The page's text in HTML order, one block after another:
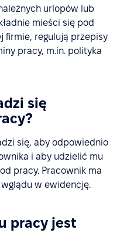
urlopów lub
mieści się pod
firmie, regulują przepisy
pracy, m.in. polityka
się
się, aby odpowiednio
i aby udzielić mu
pracy. Pracownik ma
w ewidencję.
pracy jest